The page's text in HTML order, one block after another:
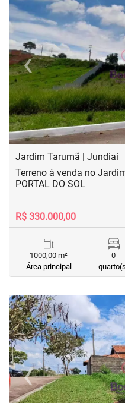
‹Previous
Jardim Tarumã | Jundiaí
Terreno à venda no
PORTAL DO SOL
R$ 330.000,00
1000,00 m²
Área principal
0
<<<<
‹Previous